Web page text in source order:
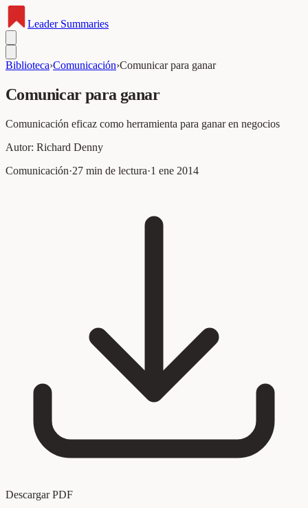
LeaderSummaries
Biblioteca›Comunicación›Comunicar para ganar
Comunicar para ganar
Comunicación eficaz como herramienta para ganar en negocios
Autor: Richard Denny
Comunicación·27 min de lectura·1 ene 2014
Descargar PDF